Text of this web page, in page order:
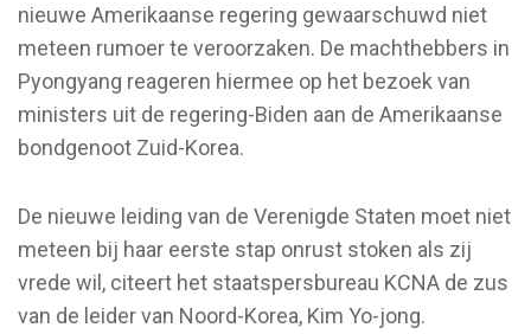
nieuwe Amerikaanse regering gewaarschuwd niet
meteen rumoer te veroorzaken. De machthebbers in
Pyongyang reageren hiermee op het bezoek van
ministers uit de regering-Biden aan de Amerikaanse
bondgenoot Zuid-Korea.
De nieuwe leiding van de Verenigde Staten moet niet
meteen bij haar eerste stap onrust stoken als zij
vrede wil, citeert het staatspersbureau KCNA de zus
van de leider van Noord-Korea, Kim Yo-jong.